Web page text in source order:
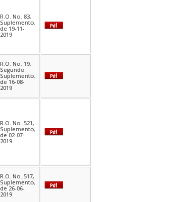
R.O. No. 83,
Suplemento,
de 19-11-
2019
R.O. No. 19,
Segundo
Suplemento,
de 16-08-
2019
R.O. No. 521,
Suplemento,
de 02-07-
2019
R.O. No. 517,
Suplemento,
de 26-06-
2019